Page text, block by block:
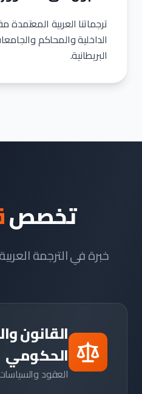
الداخلية والمحاكم
البريطانية.
تخصص
خبرة في الترجمة
القانون
الحكومي
العقود